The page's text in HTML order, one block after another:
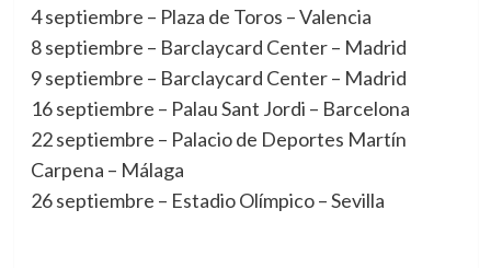
4 septiembre – Plaza de Toros – Valencia
8 septiembre – Barclaycard Center – Madrid
9 septiembre – Barclaycard Center – Madrid
16 septiembre – Palau Sant Jordi – Barcelona
22 septiembre – Palacio de Deportes Martín
Carpena – Málaga
26 septiembre – Estadio Olímpico – Sevilla